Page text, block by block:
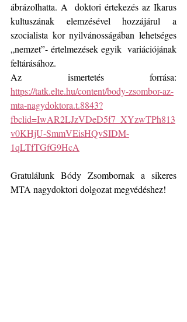
ábrázolhatta. A  doktori értekezés az Ikarus
kultuszának elemzésével hozzájárul a
szocialista kor nyilvánosságában lehetséges
„nemzet”- értelmezések egyik  variációjának
feltárásához.
Az ismertetés forrása:
https://tatk.elte.hu/content/body-zsombor-az-
mta-nagydoktora.t.8843?
fbclid=IwAR2LJzVDeD5f7_XYzwTPh813
v0KHjU-SmmVEisHQvSIDM-
1qLTfTGfG9HcA
Gratulálunk Bódy Zsombornak a sikeres
MTA nagydoktori dolgozat megvédéshez!